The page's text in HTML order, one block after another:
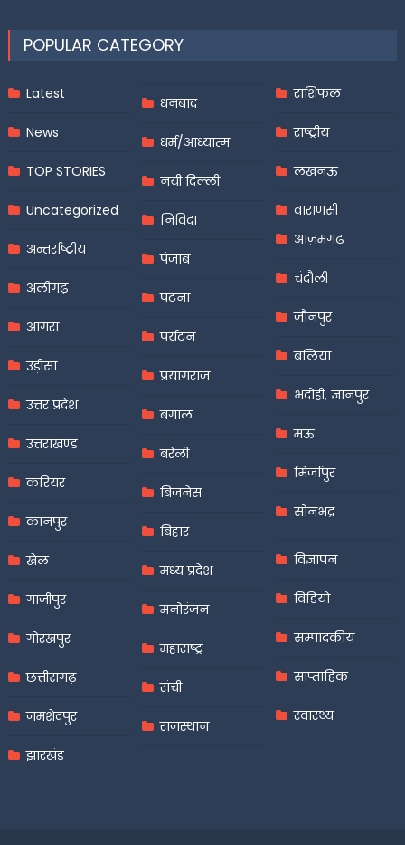
POPULAR CATEGORY
Latest
News
TOP STORIES
Uncategorized
अन्तर्राष्ट्रीय
अलीगढ़
आगरा
उड़ीसा
उत्तर प्रदेश
उत्तराखण्ड
करियर
कानपुर
खेल
गाजीपुर
गोरखपुर
छत्तीसगढ़
जमशेदपुर
झारखंड
धनबाद
धर्म/आध्यात्म
नयी दिल्ली
निविदा
पंजाब
पटना
पर्यटन
प्रयागराज
बंगाल
बरेली
बिजनेस
बिहार
मध्य प्रदेश
मनोरंजन
महाराष्ट्र
रांची
राजस्थान
राशिफल
राष्ट्रीय
लखनऊ
वाराणसी
आज़मगढ़
चंदौली
जौनपुर
बलिया
भदोही, ज्ञानपुर
मऊ
मिर्जापुर
सोनभद्र
विज्ञापन
विडियो
सम्पादकीय
साप्ताहिक
स्वास्थ्य